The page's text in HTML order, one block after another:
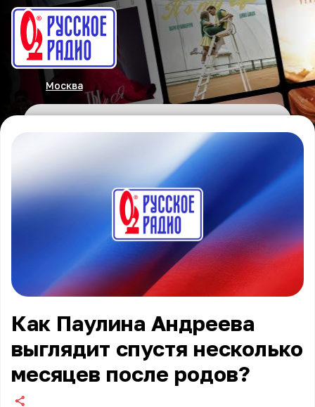
Москва
Как Паулина Андреева
выглядит спустя несколько
месяцев после родов?